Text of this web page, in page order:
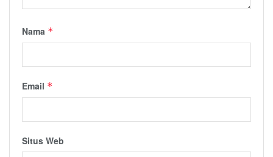
Nama *
Email *
Situs Web